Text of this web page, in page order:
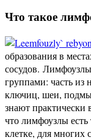
Что такое
образования в
сосудов.
группами: часть из
ключиц, шеи,
знают практически
что лимфоузлы
клетке, для многих